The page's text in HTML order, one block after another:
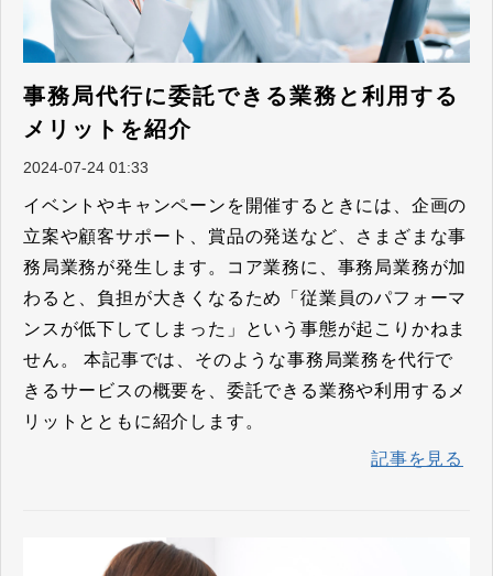
事務局代行に委託できる業務と利用する
メリットを紹介
2024-07-24 01:33
イベントやキャンペーンを開催するときには、企画の
立案や顧客サポート、賞品の発送など、さまざまな事
務局業務が発生します。コア業務に、事務局業務が加
わると、負担が大きくなるため「従業員のパフォーマ
ンスが低下してしまった」という事態が起こりかねま
せん。 本記事では、そのような事務局業務を代行で
きるサービスの概要を、委託できる業務や利用するメ
リットとともに紹介します。
記事を見る